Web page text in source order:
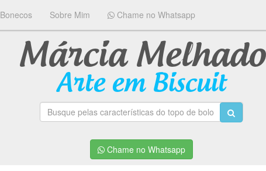
Bonecos Sobre Mim Chame no Whatsapp
Márcia Melhado
Arte em Biscuit
Chame no Whatsapp